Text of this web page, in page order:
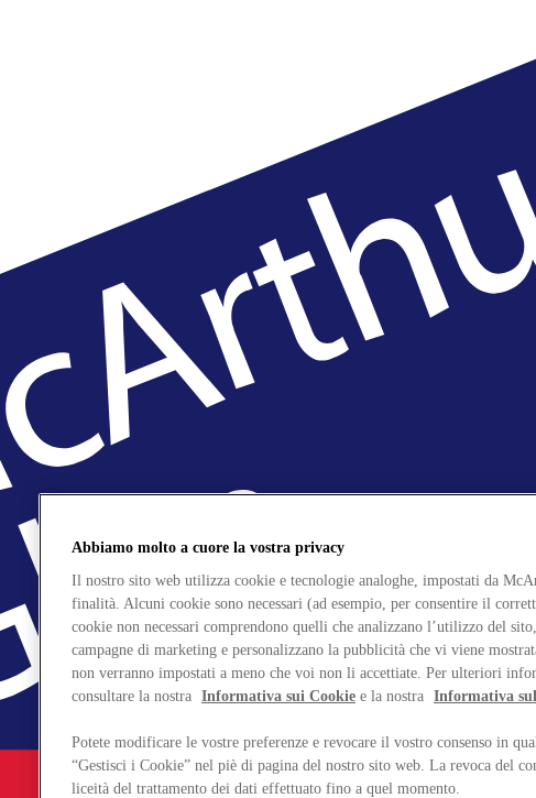
Abbiamo molto a cuore la vostra privacy
Il nostro sito web utilizza cookie e tecnologie analoghe, impostati da
finalità. Alcuni cookie sono necessari (ad esempio, per consentire il
cookie non necessari comprendono quelli che analizzano l’utilizzo del
campagne di marketing e personalizzano la pubblicità che vi viene
non verranno impostati a meno che voi non li accettiate. Per ulteriori
consultare la nostra Informativa sui Cookie e la nostra Informativa
Potete modificare le vostre preferenze e revocare il vostro consenso in
“Gestisci i Cookie” nel piè di pagina del nostro sito web. La revoca del
liceità del trattamento dei dati effettuato fino a quel momento.